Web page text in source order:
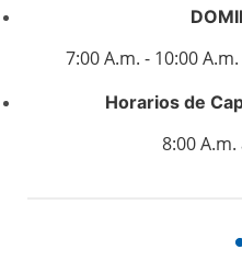
7:00 A.m. - 10:00
Horarios de
8:00 A.m.